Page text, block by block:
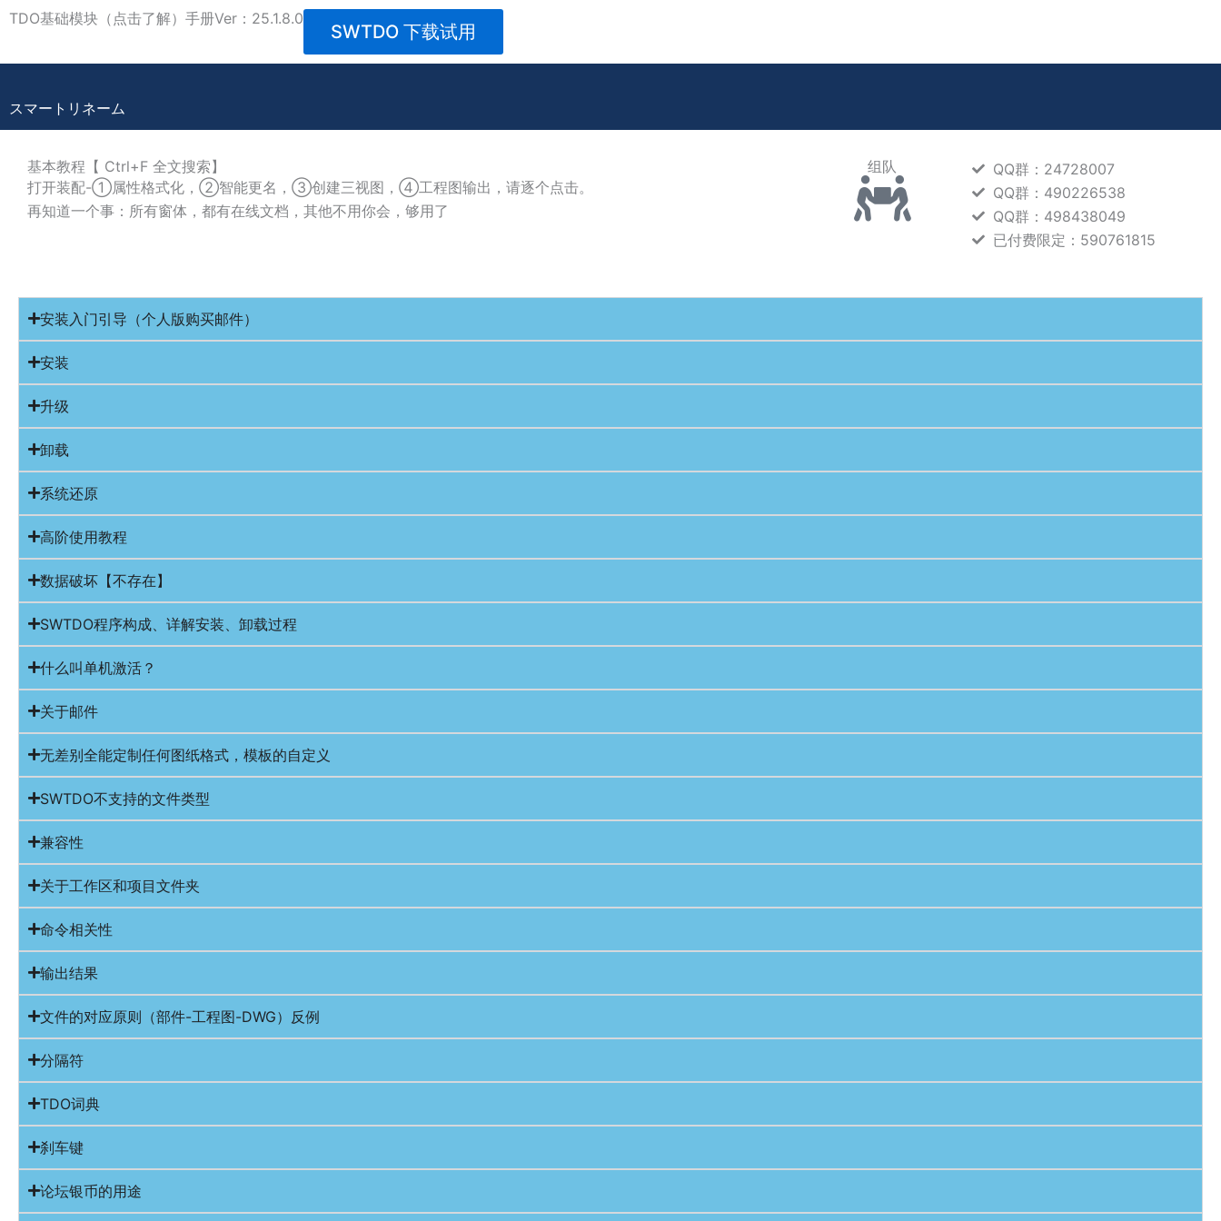
内
キ
ッ
TDO基础模块（点击了解）手册Ver：25.1.8.0
SWTDO 下载试用
スマートリネーム
基本教程【 Ctrl+F 全文搜索】
打开装配-①属性格式化，②智能更名，③创建三视图，④工程图输出，请逐个点击。
再知道一个事：所有窗体，都有在线文档，其他不用你会，够用了
组队
QQ群：24728007
QQ群：490226538
QQ群：498438049
已付费限定：590761815
安装入门引导（个人版购买邮件）
安装
升级
卸载
系统还原
高阶使用教程
数据破坏【不存在】
SWTDO程序构成、详解安装、卸载过程
什么叫单机激活？
关于邮件
无差别全能定制任何图纸格式，模板的自定义
SWTDO不支持的文件类型
兼容性
关于工作区和项目文件夹
命令相关性
输出结果
文件的对应原则（部件-工程图-DWG）反例
分隔符
TDO词典
刹车键
论坛银币的用途